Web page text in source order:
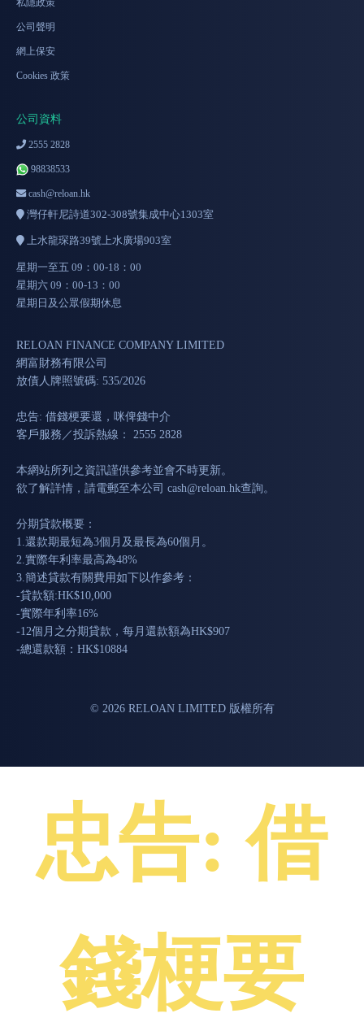
公司聲明
網上保安
Cookies 政策
公司資料
2555 2828
98838533
cash@reloan.hk
灣仔軒尼詩道302-308號集成中心1303室
上水龍琛路39號上水廣場903室
星期一至五 09：00-18：00
星期六 09：00-13：00
星期日及公眾假期休息
RELOAN FINANCE COMPANY LIMITED
網富財務有限公司
放債人牌照號碼: 535/2026
忠告: 借錢梗要還，咪俾錢中介
客戶服務／投訴熱線： 2555 2828
本網站所列之資訊謹供參考並會不時更新。
欲了解詳情，請電郵至本公司 cash@reloan.hk查詢。
分期貸款概要：
1.還款期最短為3個月及最長為60個月。
2.實際年利率最高為48%
3.簡述貸款有關費用如下以作參考：
-貸款額:HK$10,000
-實際年利率16%
-12個月之分期貸款，每月還款額為HK$907
-總還款額：HK$10884
© 2026 RELOAN LIMITED 版權所有
忠告: 借
錢梗要